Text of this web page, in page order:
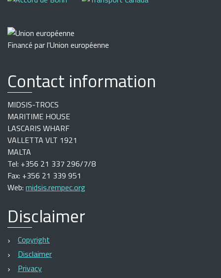
Financé par l'Union européenne
Contact information
MIDSIS-TROCS
MARITIME HOUSE
LASCARIS WHARF
VALLETTA VLT 1921
MALTA
Tel: +356 21 337 296/7/8
Fax: +356 21 339 951
Web: midsis.rempec.org
Disclaimer
Copyright
Disclaimer
Privacy